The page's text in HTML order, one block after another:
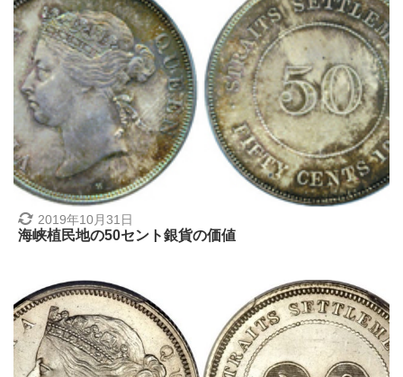
2019年10月31日
海峡植民地の50セント銀貨の価値